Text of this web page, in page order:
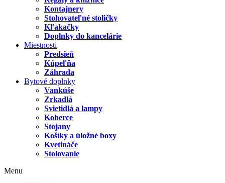
Kontajnery
Stohovateľné stoličky
Kľakačky
Doplnky do kancelárie
Miestnosti
Predsieň
Kúpeľňa
Záhrada
Bytové doplnky
Vankúše
Zrkadlá
Svietidlá a lampy
Koberce
Stojany
Košíky a úložné boxy
Kvetináče
Stolovanie
Menu